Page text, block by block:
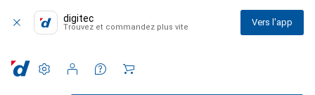
digitec
Trouvez et commandez plus vite Vers l'app
Paramètres
Compte client
Listes de comparaison
Listes d'envies
Panier